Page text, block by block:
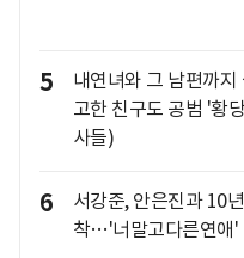
5
내연녀와 그 남편까
고한 친구도 공범 '황
사들)
6
서강준, 안은진과 10
착…'너말고다른연애'